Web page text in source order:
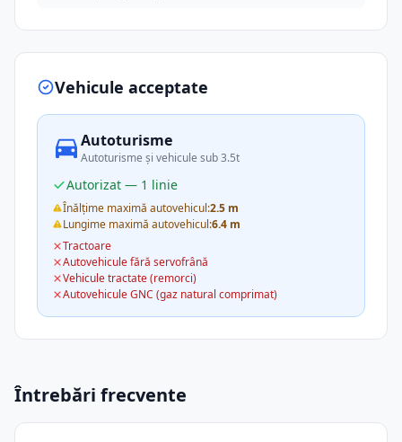
Vehicule acceptate
Autoturisme
Autoturisme și vehicule sub 3.5t
Autorizat — 1 linie
Înălțime maximă autovehicul:2.5 m
Lungime maximă autovehicul:6.4 m
Tractoare
Autovehicule fără servofrână
Vehicule tractate (remorci)
Autovehicule GNC (gaz natural comprimat)
Întrebări frecvente